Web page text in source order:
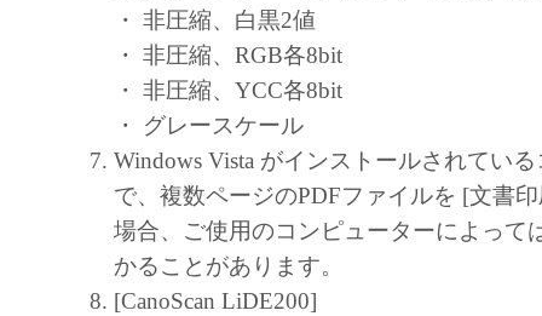
・ 非圧縮、白黒2値
・ 非圧縮、RGB各8bit
・ 非圧縮、YCC各8bit
・ グレースケール
Windows Vista がインストールされてい
で、複数ページのPDFファイルを [文書
場合、ご使用のコンピューターによって
かることがあります。
[CanoScan LiDE200]